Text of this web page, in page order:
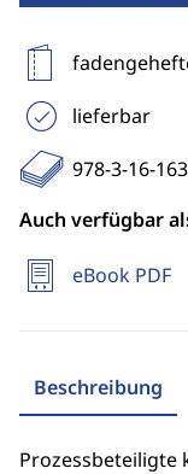
lieferbar
978-3-16-
Auch verfügbar
eBook PDF
Beschreibung
Prozessbeteiligte